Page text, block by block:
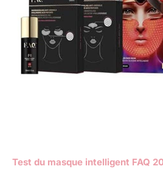
Test du masque intelligent FAQ